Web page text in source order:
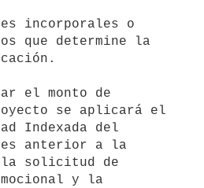
que determine la
se aplicará el
Indexada del
anterior a la
la solicitud de
y la